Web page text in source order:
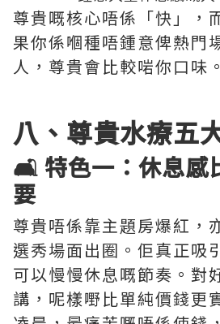
尊貴嘅核心唔係「快」，
果你係嗰種唔鍾意俾熱門
人，尊貴會比較啱你口味。
八、尊貴水療五
🛋️ 特色一：休息感
要
尊貴唔係靠主題房爆紅，
選秀場面出圈。佢真正吸
可以慢慢休息嘅節奏。對
講，呢樣嘢比單純價錢更